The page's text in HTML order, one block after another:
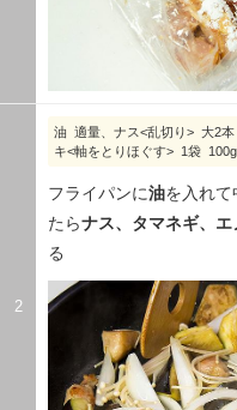
2
油 適量、ナス<乱切り> 大2
キ<軸をとりほぐす> 1袋 100g
フライパンに油を入れ
たらナス、タマネギ、エ
る